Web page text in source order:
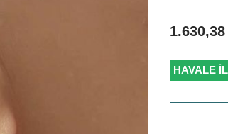
1.630,38
HAVALE